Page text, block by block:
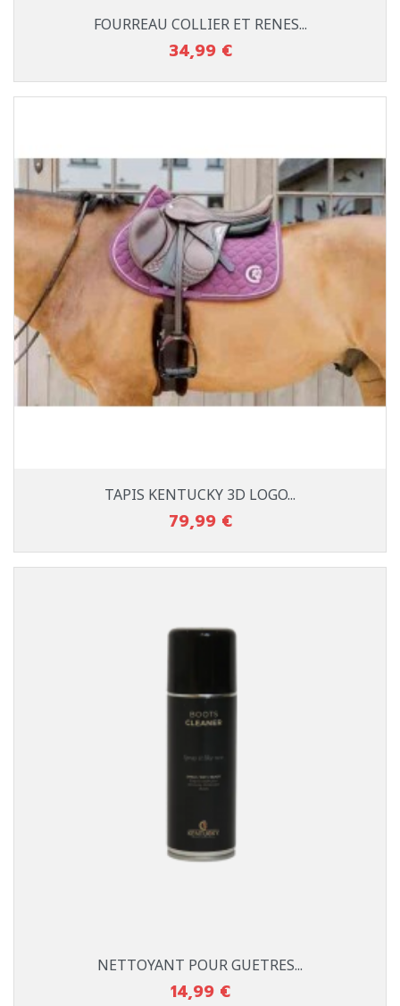
FOURREAU COLLIER ET RENES...
Prix
34,99 €
TAPIS KENTUCKY 3D LOGO...
Prix
79,99 €
NETTOYANT POUR GUETRES...
Prix
14,99 €